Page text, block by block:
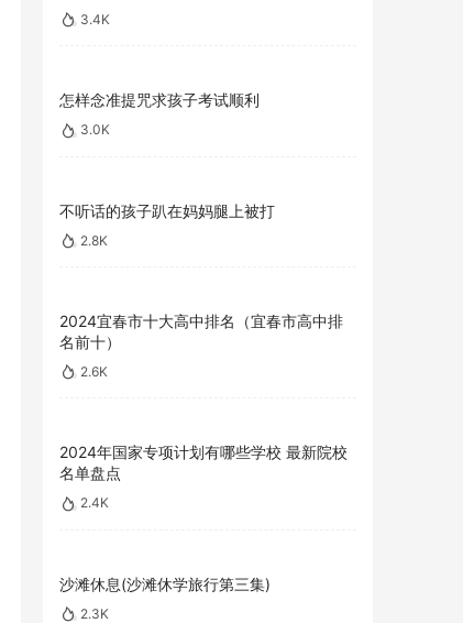
3.4K
怎样念准提咒求孩子考试顺利
3.0K
不听话的孩子趴在妈妈腿上被打
2.8K
2024宜春市十大高中排名（宜春市高中排
名前十）
2.6K
2024年国家专项计划有哪些学校 最新院校
名单盘点
2.4K
沙滩休息(沙滩休学旅行第三集)
2.3K